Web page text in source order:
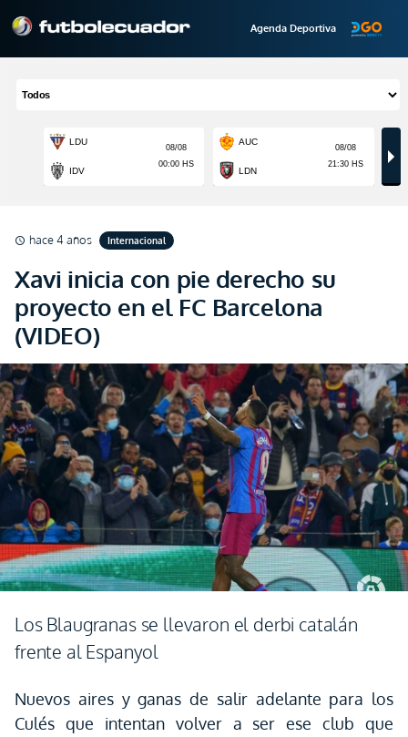
Agenda Deportiva
schedule hace 4 años Internacional
Xavi inicia con pie derecho su
proyecto en el FC Barcelona
(VIDEO)
Los Blaugranas se llevaron el derbi catalán
frente al Espanyol
Nuevos aires y ganas de salir adelante para los
Culés que intentan volver a ser ese club que